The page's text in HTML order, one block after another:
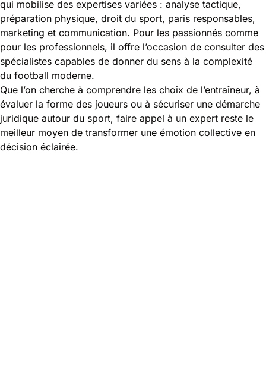
qui mobilise des expertises variées : analyse tactique,
préparation physique, droit du sport, paris responsables,
marketing et communication. Pour les passionnés comme
pour les professionnels, il offre l’occasion de consulter des
spécialistes capables de donner du sens à la complexité
du football moderne.
Que l’on cherche à comprendre les choix de l’entraîneur, à
évaluer la forme des joueurs ou à sécuriser une démarche
juridique autour du sport, faire appel à un expert reste le
meilleur moyen de transformer une émotion collective en
décision éclairée.